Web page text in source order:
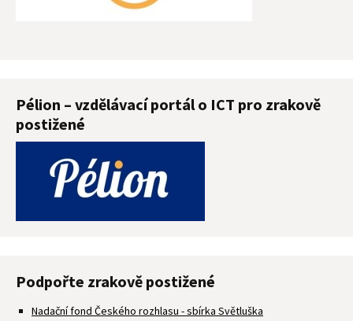
Pélion – vzdělávací portál o ICT pro zrakově
postižené
Podpořte zrakově postižené
Nadační fond Českého rozhlasu - sbírka Světluška